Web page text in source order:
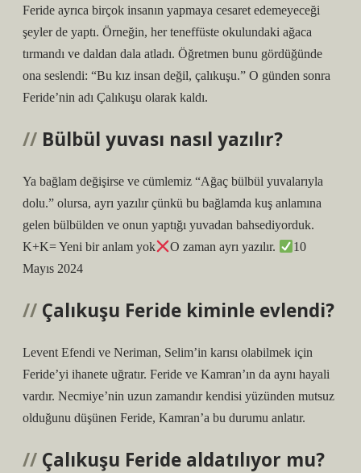
Feride ayrıca birçok insanın yapmaya cesaret edemeyeceği
şeyler de yaptı. Örneğin, her teneffüste okulundaki ağaca
tırmandı ve daldan dala atladı. Öğretmen bunu gördüğünde
ona seslendi: “Bu kız insan değil, çalıkuşu.” O günden sonra
Feride’nin adı Çalıkuşu olarak kaldı.
Bülbül yuvası nasıl yazılır?
Ya bağlam değişirse ve cümlemiz “Ağaç bülbül yuvalarıyla
dolu.” olursa, ayrı yazılır çünkü bu bağlamda kuş anlamına
gelen bülbülden ve onun yaptığı yuvadan bahsediyorduk.
K+K= Yeni bir anlam yok
O zaman ayrı yazılır.
10
Mayıs 2024
Çalıkuşu Feride kiminle evlendi?
Levent Efendi ve Neriman, Selim’in karısı olabilmek için
Feride’yi ihanete uğratır. Feride ve Kamran’ın da aynı hayali
vardır. Necmiye’nin uzun zamandır kendisi yüzünden mutsuz
olduğunu düşünen Feride, Kamran’a bu durumu anlatır.
Çalıkuşu Feride aldatılıyor mu?